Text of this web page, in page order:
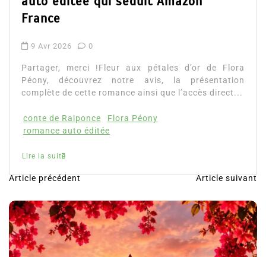
France
9 Avr 2026 0
Partager, merci !Fleur aux pétales d’or de Flora
Péony, découvrez notre avis, la présentation
complète de cette romance ainsi que l’accès direct...
conte de Raiponce
Flora Péony
romance auto éditée
Lire la suite
N
a
v
i
Article précédent Article suivant